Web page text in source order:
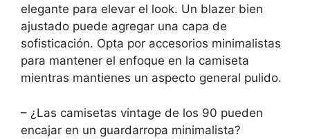
elegante para elevar el look. Un blazer bien
ajustado puede agregar una capa de
sofisticación. Opta por accesorios minimalistas
para mantener el enfoque en la camiseta
mientras mantienes un aspecto general pulido.
– ¿Las camisetas vintage de los 90 pueden
encajar en un guardarropa minimalista?